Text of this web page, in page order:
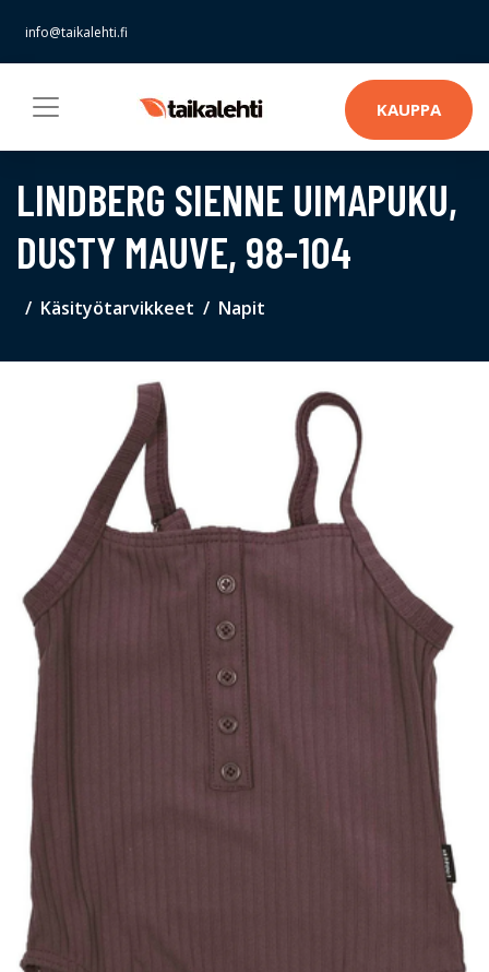
info@taikalehti.fi
KAUPPA
LINDBERG SIENNE UIMAPUKU,
DUSTY MAUVE, 98-104
Käsityötarvikkeet Napit